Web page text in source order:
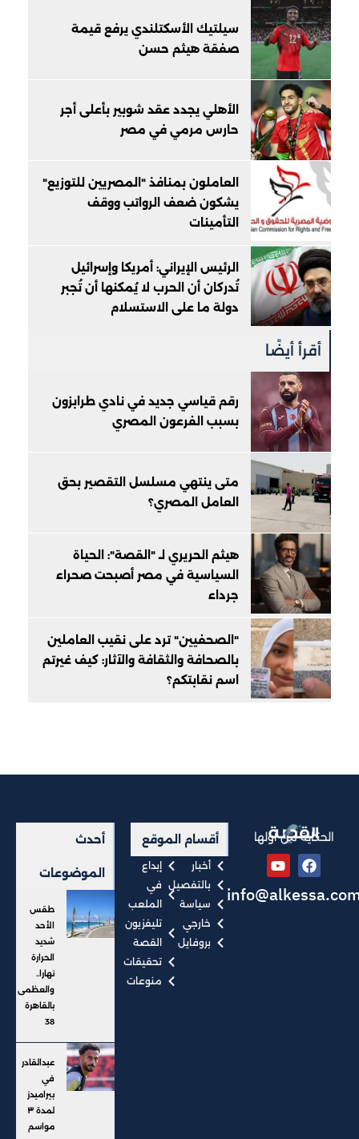
سيلتيك الأسكتلندي يرفع قيمة
صفقة هيثم حسن
الأهلي يجدد عقد شوبير بأعلى أجر
حارس مرمي في مصر
العاملون بمنافذ "المصريين للتوزيع"
يشكون ضعف الرواتب ووقف
التأمينات
الرئيس الإيراني: أمريكا وإسرائيل
تُدركان أن الحرب لا يُمكنها أن تُجبر
دولة ما على الاستسلام
أقرأ أيضًا
رقم قياسي جديد في نادي طرابزون
بسبب الفرعون المصري
متى ينتهي مسلسل التقصير بحق
العامل المصري؟
هيثم الحريري لـ "القصة": الحياة
السياسية في مصر أصبحت صحراء
جرداء
"الصحفيين" ترد على نقيب العاملين
بالصحافة والثقافة والآثار: كيف غيرتم
اسم نقابتكم؟
الحكاية من أولها أقسام الموقع
أخبار
بالتفصيل
سياسة
خارجي
بروفايل
إبداع
في
الملعب
تليفزيون
القصة
تحقيقات
منوعات
أحدث
الموضوعات
طقس
الأحد
شديد
الحرارة
نهارا..
والعظمى
بالقاهرة
38
عبدالقادر
في
بيراميدز
لمدة ٣
مواسم